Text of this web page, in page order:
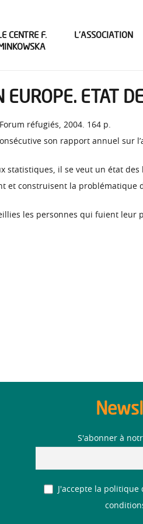
CENTRE F.
L’ASSOCIATION
EUROPE. ETAT
réfugiés, 2004. 164 p.
son rapport annuel sur
il se veut un état
et construisent la
les personnes qui fuient leur
S'abonner à
J'accepte la